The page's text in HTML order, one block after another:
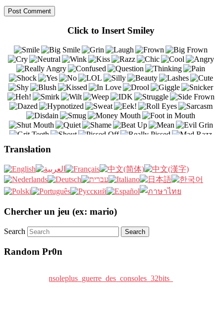
Click to Insert Smiley
Translation
Chercher un jeu (ex: mario)
Search
Random Pr0n